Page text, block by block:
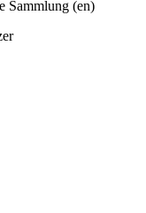
Sammlung (en)